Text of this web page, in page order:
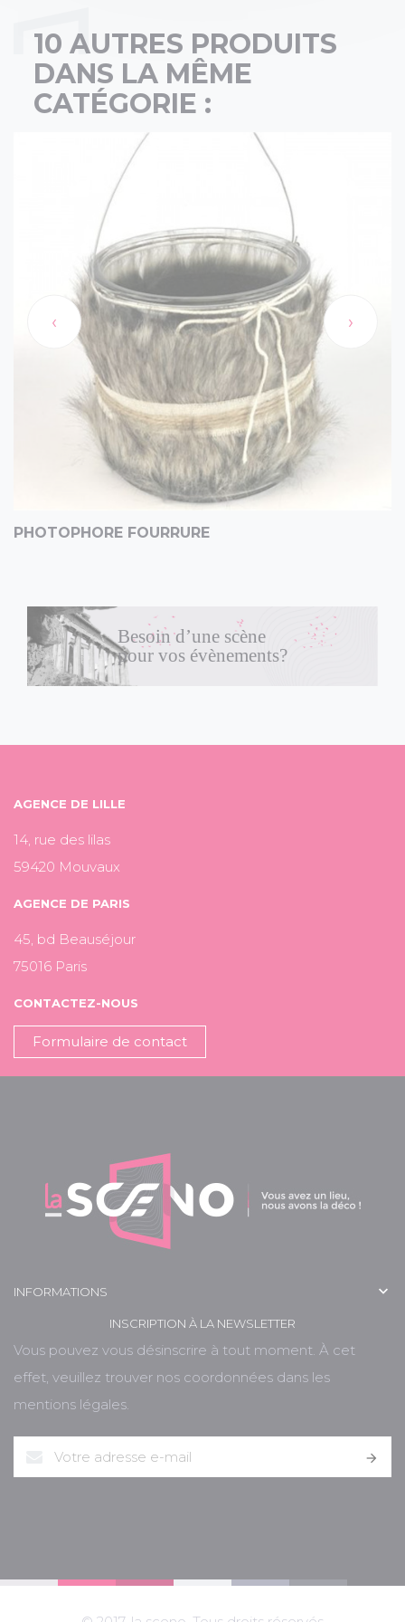
10 AUTRES PRODUITS
DANS LA MÊME
CATÉGORIE :
PHOTOPHORE FOURRURE
‹ ›
Besoin d’une scène
pour vos évènements?
AGENCE DE LILLE
14, rue des lilas
59420 Mouvaux
AGENCE DE PARIS
45, bd Beauséjour
75016 Paris
CONTACTEZ-NOUS
Formulaire de contact
INFORMATIONS 
INSCRIPTION À LA NEWSLETTER
Vous pouvez vous désinscrire à tout moment. À cet
effet, veuillez trouver nos coordonnées dans les
mentions légales.
